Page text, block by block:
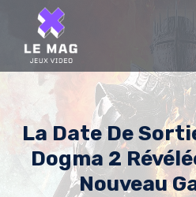
content
La Date De
Dogma 2
Nouveau